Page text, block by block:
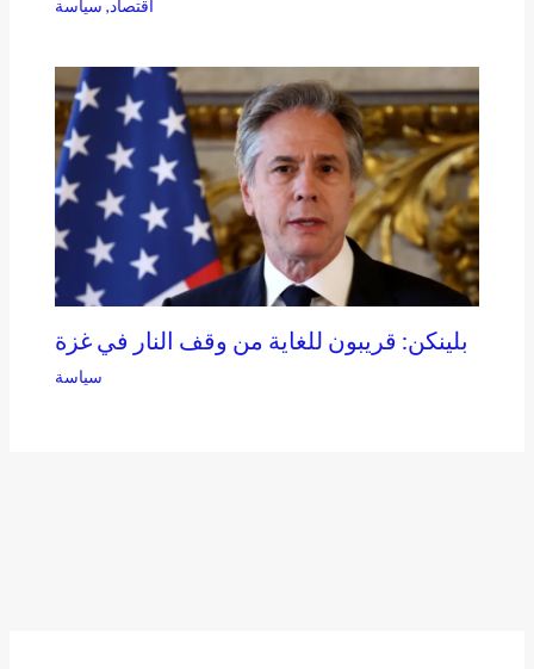
اقتصاد, سياسة
بلينكن: قريبون للغاية من وقف النار في غزة
سياسة